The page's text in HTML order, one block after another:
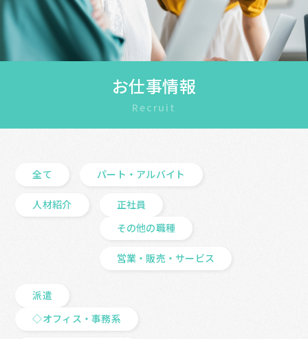
お仕事情報
Recruit
全て パート・アルバイト
人材紹介
正社員
その他の職種
営業・販売・サービス
派遣
◇オフィス・事務系